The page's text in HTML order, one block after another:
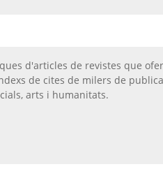
d'articles de revistes que
de cites de milers de
arts i humanitats.